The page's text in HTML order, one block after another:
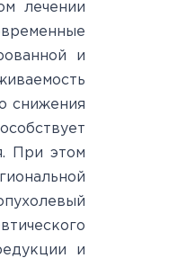
лечении
и
снижения
При этом
и